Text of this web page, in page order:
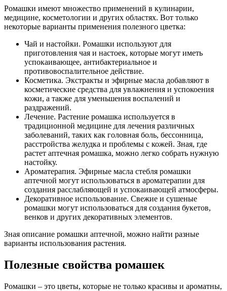
Ромашки имеют множество применений в кулинарии,
медицине, косметологии и других областях. Вот только
некоторые варианты применения полезного цветка:
Чай и настойки. Ромашки используют для
приготовления чая и настоек, которые могут иметь
успокаивающее, антибактериальное и
противовоспалительное действие.
Косметика. Экстракты и эфирные масла добавляют в
косметические средства для увлажнения и успокоения
кожи, а также для уменьшения воспалений и
раздражений.
Лечение. Растение ромашка используется в
традиционной медицине для лечения различных
заболеваний, таких как головная боль, бессонница,
расстройства желудка и проблемы с кожей. Зная, где
растет аптечная ромашка, можно легко собрать нужную
настойку.
Ароматерапия. Эфирные масла стебля ромашки
аптечной могут использоваться в ароматерапии для
создания расслабляющей и успокаивающей атмосферы.
Декоративное использование. Свежие и сушеные
ромашки могут использоваться для создания букетов,
венков и других декоративных элементов.
Зная описание ромашки аптечной, можно найти разные
варианты использования растения.
Полезные свойства ромашек
Ромашки – это цветы, которые не только красивы и ароматны,